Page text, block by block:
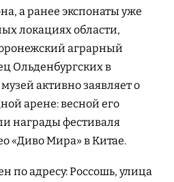
а ранее экспонаты уже
локациях области,
аграрный
Ольденбургских в
активно заявляет о
арене: весной его
награды фестиваля
«Диво Мира» в Китае.
по адресу: Россошь, улица